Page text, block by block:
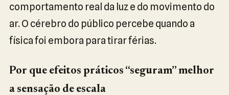
comportamento real da luz e do movimento do
ar. O cérebro do público percebe quando a
física foi embora para tirar férias.
Por que efeitos práticos “seguram” melhor
a sensação de escala